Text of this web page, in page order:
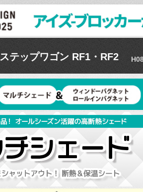
ステップワゴン RF1・RF2